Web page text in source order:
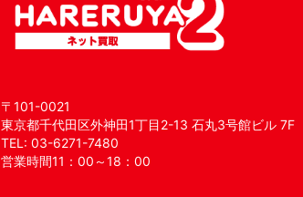
〒101-0021
東京都千代田区外神田1丁目2-13 石丸3号館ビル 7F
TEL: 03-6271-7480
営業時間11：00～18：00